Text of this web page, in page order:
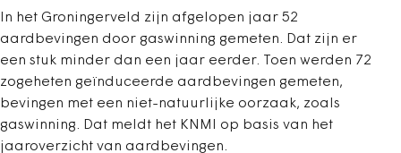
In het Groningerveld zijn afgelopen jaar 52
aardbevingen door gaswinning gemeten. Dat zijn er
een stuk minder dan een jaar eerder. Toen werden 72
zogeheten geïnduceerde aardbevingen gemeten,
bevingen met een niet-natuurlijke oorzaak, zoals
gaswinning. Dat meldt het KNMI op basis van het
jaaroverzicht van aardbevingen.